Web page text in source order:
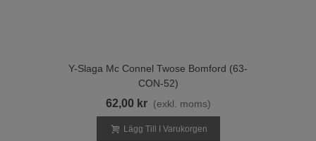
Y-Slaga Mc Connel Twose Bomford (63-
CON-52)
62,00 kr (exkl. moms)
Lägg Till I Varukorgen